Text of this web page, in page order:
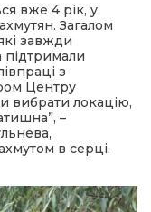
вже 4 рік, у
Загалом
завжди
підтримали
з
Центру
вибрати локацію,
–
в серці.